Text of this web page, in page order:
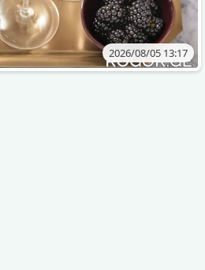
2026/08/05 13:17